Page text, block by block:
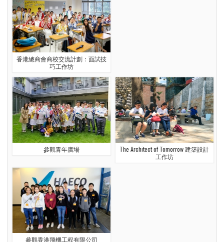
香港總商會商校交流計劃：面試技
巧工作坊
參觀青年廣場
The Architect of Tomorrow 建築設計
工作坊
參觀香港飛機工程有限公司